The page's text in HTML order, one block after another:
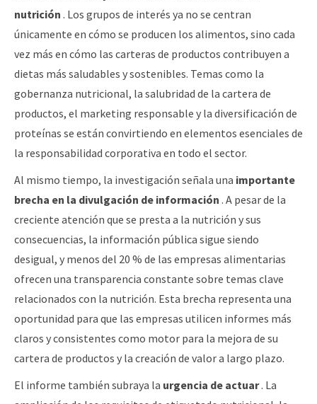
nutrición . Los grupos de interés ya no se centran
únicamente en cómo se producen los alimentos, sino cada
vez más en cómo las carteras de productos contribuyen a
dietas más saludables y sostenibles. Temas como la
gobernanza nutricional, la salubridad de la cartera de
productos, el marketing responsable y la diversificación de
proteínas se están convirtiendo en elementos esenciales de
la responsabilidad corporativa en todo el sector.
Al mismo tiempo, la investigación señala una importante
brecha en la divulgación de información . A pesar de la
creciente atención que se presta a la nutrición y sus
consecuencias, la información pública sigue siendo
desigual, y menos del 20 % de las empresas alimentarias
ofrecen una transparencia constante sobre temas clave
relacionados con la nutrición. Esta brecha representa una
oportunidad para que las empresas utilicen informes más
claros y consistentes como motor para la mejora de su
cartera de productos y la creación de valor a largo plazo.
El informe también subraya la urgencia de actuar. La